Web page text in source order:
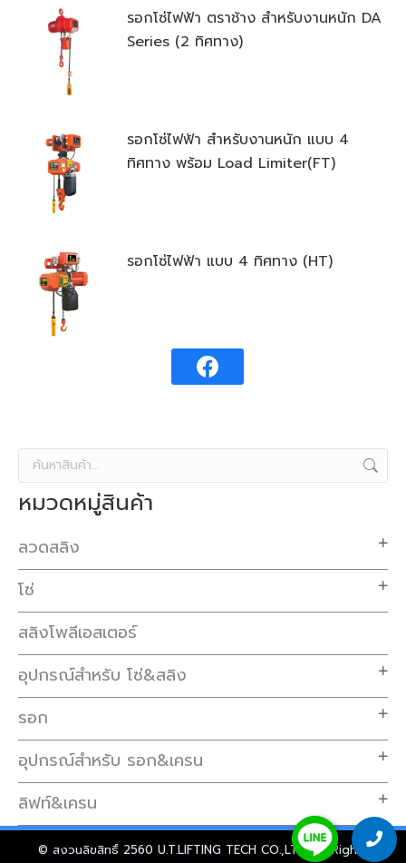
รอกโซ่ไฟฟ้า ตราช้าง สำหรับงานหนัก DA
Series (2 ทิศทาง)
รอกโซ่ไฟฟ้า สำหรับงานหนัก แบบ 4
ทิศทาง พร้อม Load Limiter(FT)
รอกโซ่ไฟฟ้า แบบ 4 ทิศทาง (HT)
หมวดหมู่สินค้า
ลวดสลิง
โซ่
สลิงโพลีเอสเตอร์
อุปกรณ์สำหรับ โซ่&สลิง
รอก
อุปกรณ์สำหรับ รอก&เครน
ลิฟท์&เครน
© สงวนลิขสิทธิ์ 2560 U.T.LIFTING TECH CO.,LTD. All Rights